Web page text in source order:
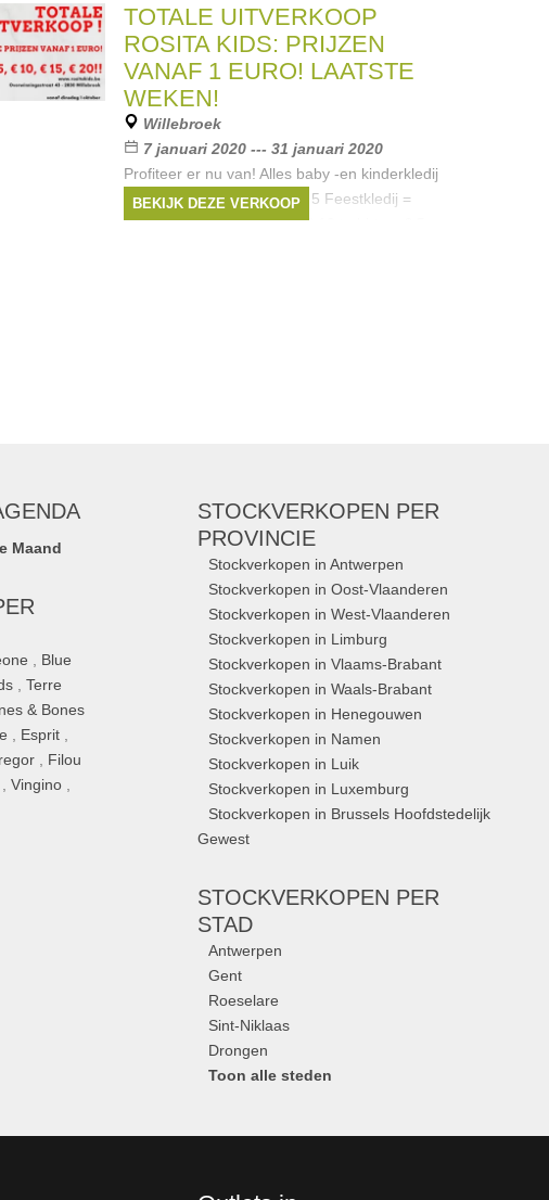
TOTALE UITVERKOOP
ROSITA KIDS: PRIJZEN
VANAF 1 EURO! LAATSTE
WEKEN!
Willebroek
7 januari 2020 --- 31 januari 2020
Profiteer er nu van! Alles baby -en kinderkledij
vanaf 1 euro! Pyjama's = € 5 Feestkledij =
maximum € 25 Broeken = € 10 t-shirts = € 5
BEKIJK DEZE VERKOOP
Maand
Blue
,Terre
& Bones
Esprit
Filou
,Vingino
STOCKVERKOPEN PER
PROVINCIE
Stockverkopen in Antwerpen
Stockverkopen in Oost-Vlaanderen
Stockverkopen in West-Vlaanderen
Stockverkopen in Limburg
Stockverkopen in Vlaams-Brabant
Stockverkopen in Waals-Brabant
Stockverkopen in Henegouwen
Stockverkopen in Namen
Stockverkopen in Luik
Stockverkopen in Luxemburg
Stockverkopen in Brussels Hoofdstedelijk
Gewest
STOCKVERKOPEN PER
STAD
Antwerpen
Gent
Roeselare
Sint-Niklaas
Drongen
Toon alle steden